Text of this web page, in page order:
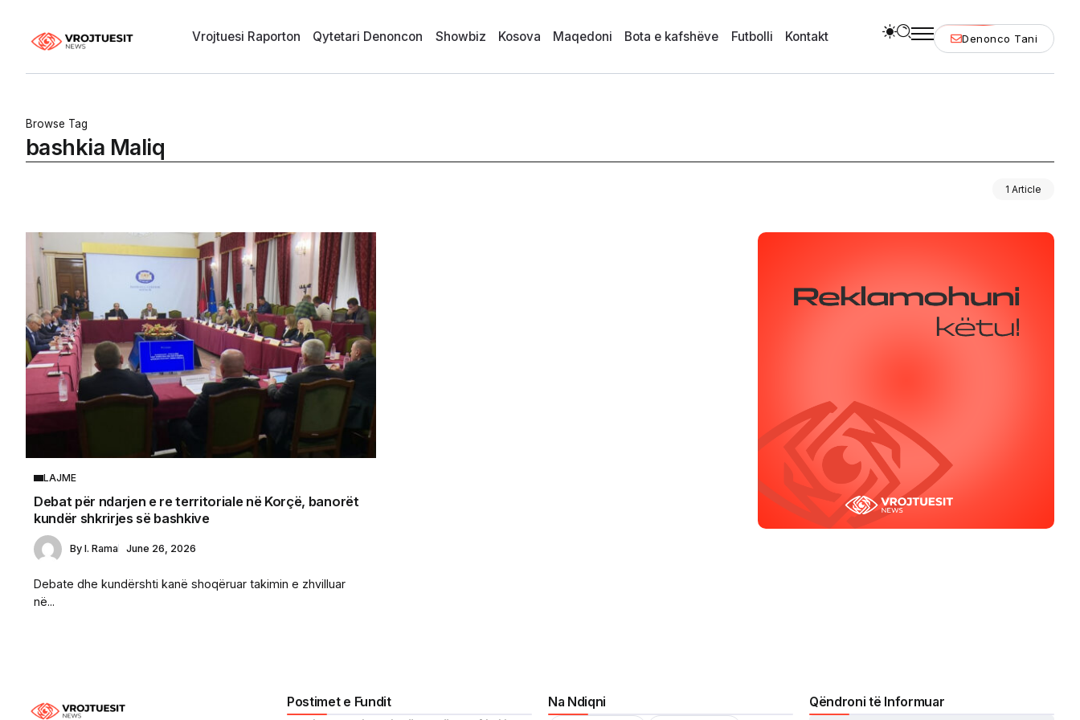
Vrojtuesi Raporton Qytetari Denoncon Showbiz Kosova Maqedoni Bota e kafshëve Futbolli Kontakt Denonco Tani
Browse Tag
bashkia Maliq
1 Article
LAJME
Debat për ndarjen e re territoriale në Korçë, banorët
kundër shkrirjes së bashkive
By I. Rama June 26, 2026
Debate dhe kundërshti kanë shoqëruar takimin e zhvilluar
në...
Postimet e Fundit Na Ndiqni Qëndroni të Informuar